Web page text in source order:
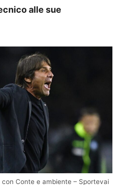
alle sue
Conte e ambiente – Sportevai